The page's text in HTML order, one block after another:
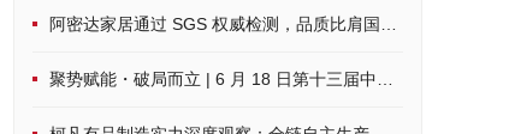
阿密达家居通过 SGS 权威检测，品质比肩国际标准
聚势赋能・破局而立 | 6 月 18 日第十三届中品榜荣耀启幕，共鉴家居建材行业品牌力量